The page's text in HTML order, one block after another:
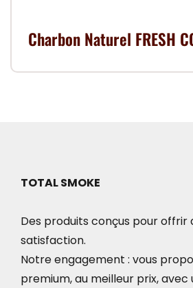
Charbon Naturel FRESH
TOTAL SMOKE
Des produits conçus pour offrir
satisfaction.
Notre engagement : vous
premium, au meilleur prix, avec